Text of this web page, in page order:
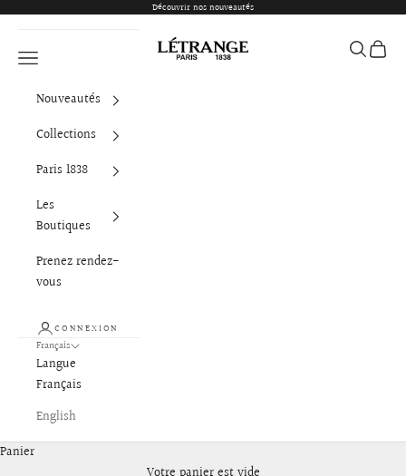
Découvrir nos nouveautés
Létrange Paris
Ouvrir la navigation Ouvrir la
Voir
Nouveautés
Collections
Paris 1838
Les
Boutiques
Prenez rendez-
vous
CONNEXION
Français
Langue
Français
English
Panier